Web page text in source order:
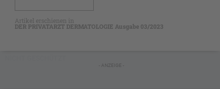
Artikel erschienen in
DER PRIVATARZT DERMATOLOGIE Ausgabe 03/2023
- ANZEIGE -